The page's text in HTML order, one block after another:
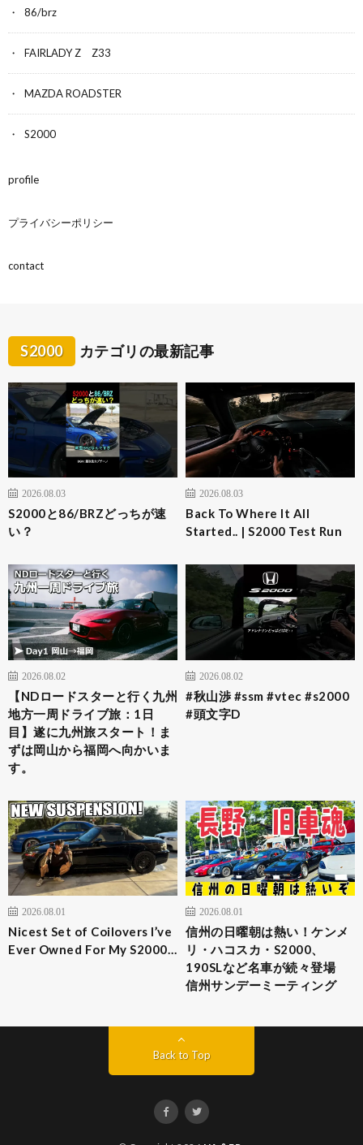
86/brz
FAIRLADY Z Z33
MAZDA ROADSTER
S2000
profile
プライバシーポリシー
contact
S2000 カテゴリの最新記事
2026.08.03
S2000と86/BRZどっちが速
い？
2026.08.03
Back To Where It All
Started.. | S2000 Test Run
2026.08.02
【NDロードスターと行く九州
地方一周ドライブ旅：1日
目】遂に九州旅スタート！ま
ずは岡山から福岡へ向かいま
す。
2026.08.02
#秋山渉 #ssm #vtec #s2000
#頭文字D
2026.08.01
Nicest Set of Coilovers I’ve
Ever Owned For My S2000…
2026.08.01
信州の日曜朝は熱い！ケンメ
リ・ハコスカ・S2000、
190SLなど名車が続々登場
信州サンデーミーティング
Back to Top